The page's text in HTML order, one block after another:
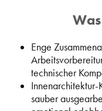
Enge
technischer
sauber